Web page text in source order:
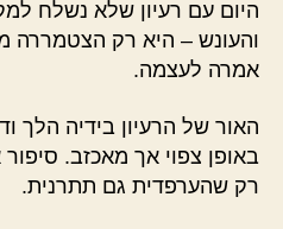
היום עם רעיון שלא נשלח
והעונש – היא רק הצטמררה
אמרה לעצמה.
האור של הרעיון בידיה הלך
באופן צפוי אך מאכזב. סיפור
רק שהערפדית גם תתרנית.